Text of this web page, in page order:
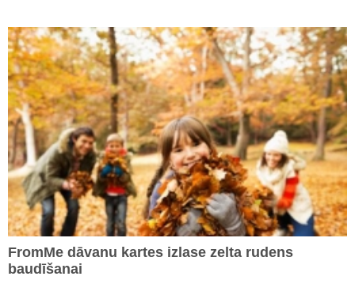
FromMe dāvanu kartes izlase zelta rudens
baudīšanai